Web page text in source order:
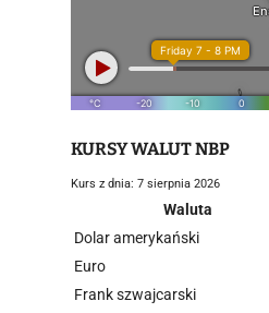
KURSY WALUT NBP
Kurs z dnia: 7 sierpnia 2026
Waluta
Dolar amerykański
Euro
Frank szwajcarski